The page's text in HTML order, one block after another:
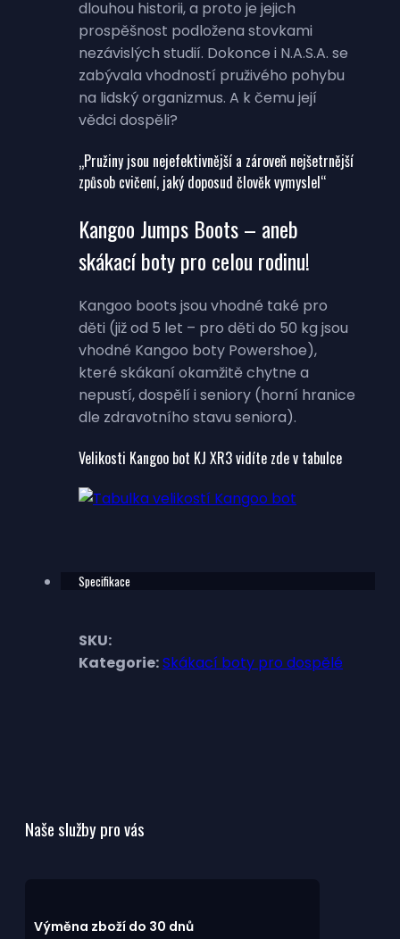
dlouhou historii, a proto je jejich
prospěšnost podložena stovkami
nezávislých studií. Dokonce i N.A.S.A. se
zabývala vhodností pruživého pohybu
na lidský organizmus. A k čemu její
vědci dospěli?
„Pružiny jsou nejefektivnější a zároveň nejšetrnější
způsob cvičení, jaký doposud člověk vymyslel“
Kangoo Jumps Boots – aneb
skákací boty pro celou rodinu!
Kangoo boots jsou vhodné také pro
děti (již od 5 let – pro děti do 50 kg jsou
vhodné Kangoo boty Powershoe),
které skákaní okamžitě chytne a
nepustí, dospělí i seniory (horní hranice
dle zdravotního stavu seniora).
Velikosti Kangoo bot KJ XR3 vidíte zde v tabulce
Specifikace
SKU:
Kategorie:Skákací boty pro dospělé
Naše služby pro vás
Výměna zboží do 30 dnů